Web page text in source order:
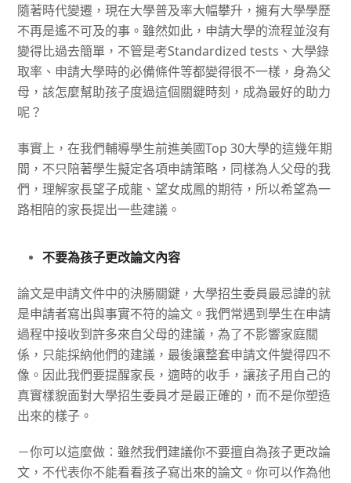
隨著時代變遷，現在大學普及率大幅攀升，擁有大學學歷
不再是遙不可及的事。雖然如此，申請大學的流程並沒有
變得比過去簡單，不管是考Standardized tests 、大學錄
取率、申請大學時的必備條件等都變得很不一樣，身為父
母，該怎麼幫助孩子度過這個關鍵時刻，成為最好的助力
呢？
事實上，在我們輔導學生前進美國Top 30大學的這幾年期
間，不只陪著學生擬定各項申請策略，同樣為人父母的我
們，理解家長望子成龍、望女成鳳的期待，所以希望為一
路相陪的家長提出一些建議。
不要為孩子更改論文內容
論文是申請文件中的決勝關鍵，大學招生委員最忌諱的就
是申請者寫出與事實不符的論文。我們常遇到學生在申請
過程中接收到許多來自父母的建議，為了不影響家庭關
係，只能採納他們的建議，最後讓整套申請文件變得四不
像。因此我們要提醒家長，適時的收手，讓孩子用自己的
真實樣貌面對大學招生委員才是最正確的，而不是你塑造
出來的樣子。
－你可以這麼做：雖然我們建議你不要擅自為孩子更改論
文，不代表你不能看看孩子寫出來的論文。你可以作為他